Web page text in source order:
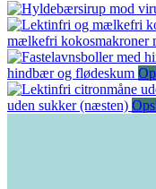
mælkefri kokosmakroner
hindbær og flødeskum
uden sukker (næsten)